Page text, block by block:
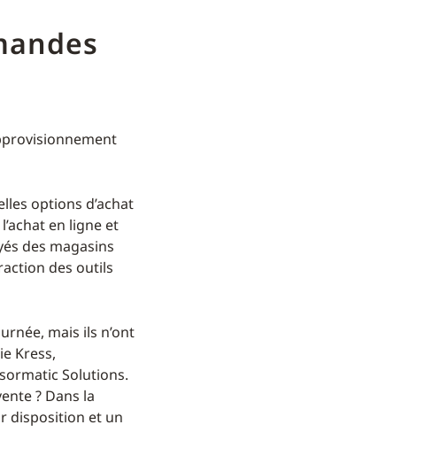
options d’achat
en ligne et
des magasins
des outils
mais ils n’ont
Kress,
Solutions.
? Dans la
disposition et un